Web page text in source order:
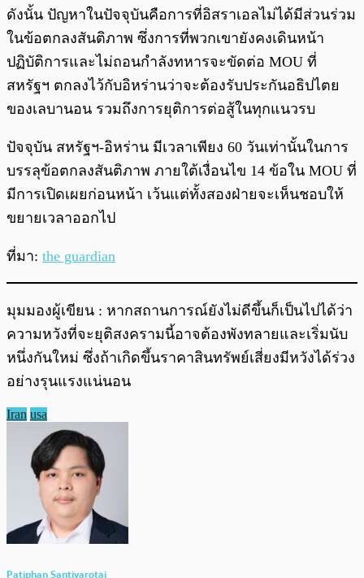
ดังนั้น ปัญหาในปัจจุบันคือการที่อิสราเอลไม่ได้มีส่วนร่วม
ในข้อตกลงสันติภาพ ซึ่งการที่พวกเขายังคงเดินหน้า
ปฏิบัติการและไม่ถอนกำลังทหารจะขัดต่อ MOU ที่
สหรัฐฯ ตกลงไว้กับอิหร่านว่าจะต้องรับประกันอธิปไตย
ของเลบานอน รวมถึงการยุติการต่อสู้ในทุกแนวรบ
ปัจจุบัน สหรัฐฯ-อิหร่าน มีเวลาเพียง 60 วันเท่านั้นในการ
บรรลุข้อตกลงสันติภาพ ภายใต้เงื่อนไข 14 ข้อใน MOU ที่
มีการเปิดเผยก่อนหน้า เว้นแต่ทั้งสองฝ่ายจะเห็นชอบให้
ขยายเวลาออกไป
ที่มา: the guardian
มุมมองผู้เขียน : หากสถานการณ์ยังไม่ดีขึ้นก็เป็นไปได้ว่า
ความหวังที่จะยุติสงครามนี้อาจต้องพังทลายและเริ่มนับ
หนึ่งกันใหม่ ซึ่งถ้าเกิดขึ้นราคาสินทรัพย์เสี่ยงมีหวังได้ร่วง
อย่างรุนแรงแน่นอน
Iran usa
Patiphan Santivarotai